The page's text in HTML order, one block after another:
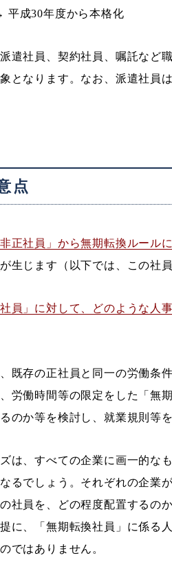
平成30年度から本格化
遣社員、契約社員、嘱託など
となります。なお、派遣社員
点
正社員」から無期転換ルール
が生じます（以下では、この社
員」に対して、どのような人
既存の正社員と同一の労働条
労働時間等の限定をした「無
のか等を検討し、就業規則等
は、すべての企業に画一的な
るでしょう。それぞれの企業
社員を、どの程度配置するの
に、「無期転換社員」に係る
ではありません。